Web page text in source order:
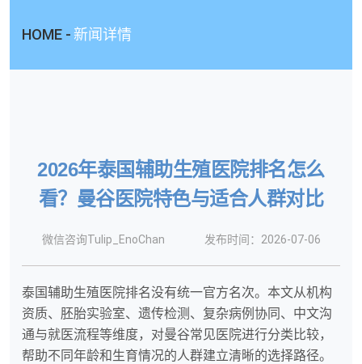
HOME - 新闻详情
2026年泰国辅助生殖医院排名怎么
看？曼谷医院特色与适合人群对比
微信咨询Tulip_EnoChan 发布时间：2026-07-06
泰国辅助生殖医院排名没有统一官方名次。本文从机构
资质、胚胎实验室、遗传检测、复杂病例协同、中文沟
通与就医流程等维度，对曼谷常见医院进行分类比较，
帮助不同年龄和生育情况的人群建立清晰的选择路径。